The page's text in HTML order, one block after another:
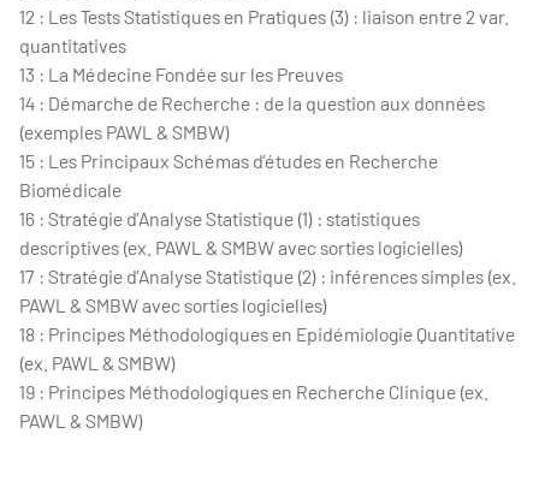
12 : Les Tests Statistiques en Pratiques (3) : liaison entre 2 var.
quantitatives
13 : La Médecine Fondée sur les Preuves
14 : Démarche de Recherche : de la question aux données
(exemples PAWL & SMBW)
15 : Les Principaux Schémas d’études en Recherche
Biomédicale
16 : Stratégie d’Analyse Statistique (1) : statistiques
descriptives (ex. PAWL & SMBW avec sorties logicielles)
17 : Stratégie d’Analyse Statistique (2) : inférences simples (ex.
PAWL & SMBW avec sorties logicielles)
18 : Principes Méthodologiques en Epidémiologie Quantitative
(ex. PAWL & SMBW)
19 : Principes Méthodologiques en Recherche Clinique (ex.
PAWL & SMBW)